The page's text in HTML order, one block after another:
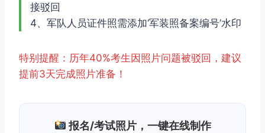
接驳回
4、军队人员证件照需添加‘军装照备案编号’水印
特别提醒：历年40%考生因照片问题被驳回，建议
提前3天完成照片准备！
报名/考试照片，一键在线制作